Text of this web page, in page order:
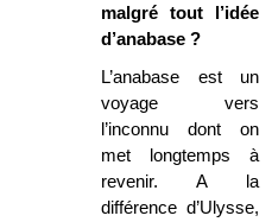
malgré tout l’idée
d’anabase ?
L’anabase est un
voyage vers
l’inconnu dont on
met longtemps à
revenir. A la
différence d’Ulysse,